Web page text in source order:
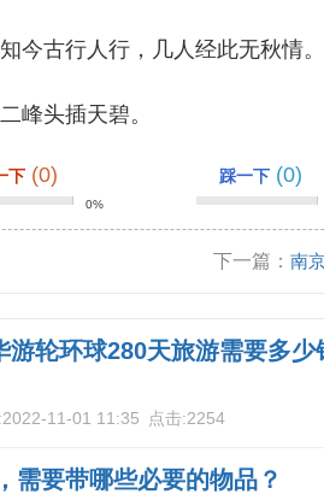
今古行人行，几人经此无秋情。
峰头插天碧。
下 (0)
0%
踩一下 (0)
下一篇：南
去日本大概
游轮环球280天旅游需要多少
2022-11-01 11:35 点击:2254
需要带哪些必要的物品？